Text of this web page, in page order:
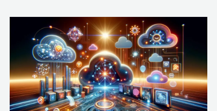
Nuvem:
Google
Cloud,
AWS